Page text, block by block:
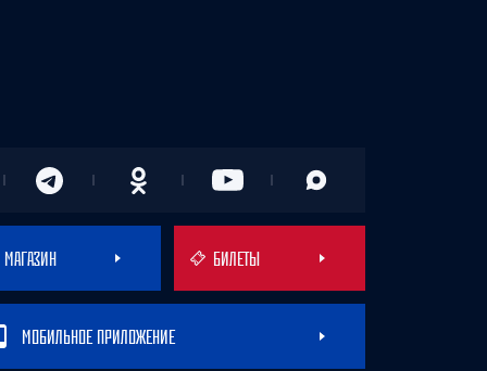
МАГАЗИН БИЛЕТЫ
МОБИЛЬНОЕ ПРИЛОЖЕНИЕ